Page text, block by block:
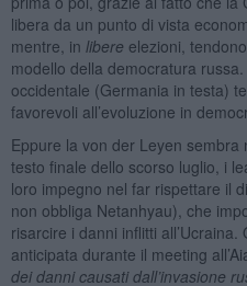
libera da un punto di vista
mentre, in libere elezioni,
modello della democratura
occidentale (Germania in testa)
favorevoli all’evoluzione in
Eppure la von der Leyen
testo finale dello scorso luglio, i
loro impegno nel far rispettare il
non obbliga Netanhyau), che
risarcire i danni inflitti
anticipata durante il meeting
dei danni causati dall’invasione